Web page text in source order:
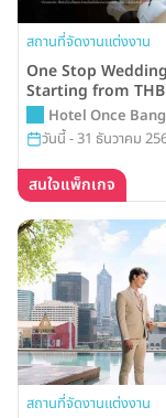
สถานที่จัดงานแต่งงาน
One Stop
Starting from
Hotel Once
Hotel Once
วันนี้ - 31 ธันวาคม
สนใจแพ็กเกจ
สถานที่จัดงานแต่งงาน